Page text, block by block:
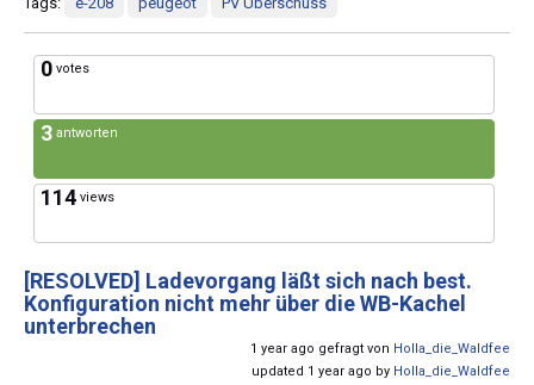
0 votes
3 antworten
114 views
[RESOLVED] Ladevorgang läßt sich nach best.
Konfiguration nicht mehr über die WB-Kachel
unterbrechen
1 year ago gefragt von Holla_die_Waldfee
updated 1 year ago by Holla_die_Waldfee